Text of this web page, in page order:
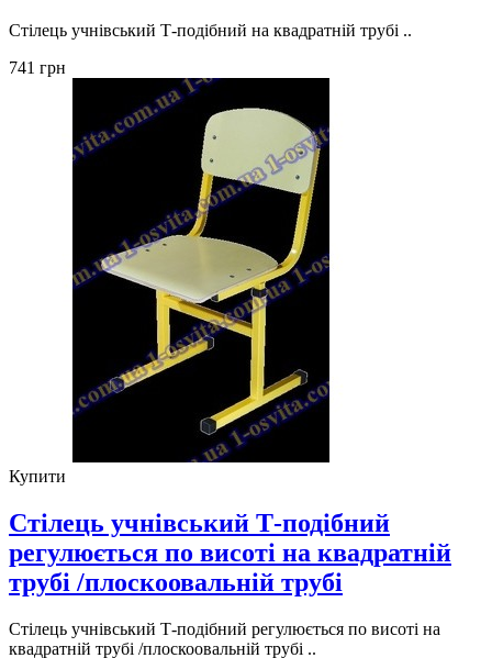
Стілець учнівський Т-подібний на квадратній трубі ..
741 грн
Купити
Стілець учнівський Т-подібний
регулюється по висоті на квадратній
трубі /плоскоовальній трубі
Стілець учнівський Т-подібний регулюється по висоті на
квадратній трубі /плоскоовальній трубі ..